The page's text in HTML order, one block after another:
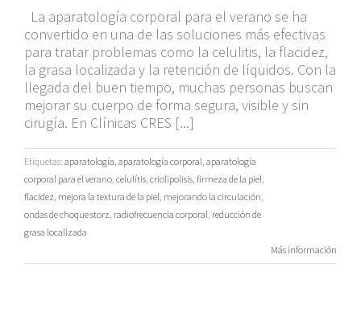
La aparatología corporal para el verano se ha
convertido en una de las soluciones más efectivas
para tratar problemas como la celulitis, la flacidez,
la grasa localizada y la retención de líquidos. Con la
llegada del buen tiempo, muchas personas buscan
mejorar su cuerpo de forma segura, visible y sin
cirugía. En Clínicas CRES [...]
Etiquetas: aparatología, aparatología corporal, aparatología
corporal para el verano, celulítis, criolipolisis, firmeza de la piel,
flacidez, mejora la textura de la piel, mejorando la circulación,
ondas de choque storz, radiofrecuencia corporal, reducción de
grasa localizada
Más información